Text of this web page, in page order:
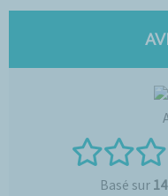
Basé sur